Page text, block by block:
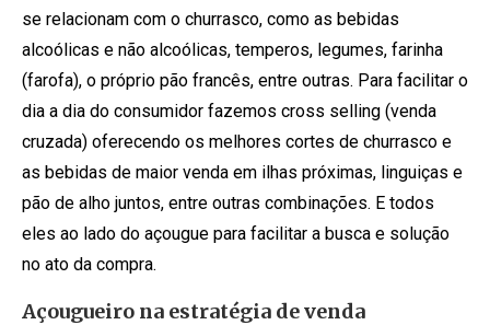
se relacionam com o churrasco, como as bebidas
alcoólicas e não alcoólicas, temperos, legumes, farinha
(farofa), o próprio pão francês, entre outras. Para facilitar o
dia a dia do consumidor fazemos cross selling (venda
cruzada) oferecendo os melhores cortes de churrasco e
as bebidas de maior venda em ilhas próximas, linguiças e
pão de alho juntos, entre outras combinações. E todos
eles ao lado do açougue para facilitar a busca e solução
no ato da compra.
Açougueiro na estratégia de venda